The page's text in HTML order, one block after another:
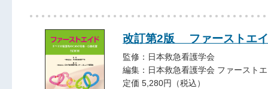
改訂第2版 ファーストエ
監修：日本救急看護学会
編集：日本救急看護学会 ファースト
定価 5,280円（税込）